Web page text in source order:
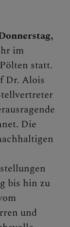
im
statt.
Dr. Alois
Die
bis hin zu
und